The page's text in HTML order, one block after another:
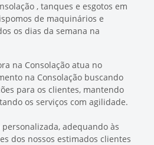
, tanques e esgotos em
de maquinários e
os dias da semana na
na Consolação atua no
na Consolação buscando
para os clientes, mantendo
os serviços com agilidade.
adequando às
dos nossos estimados clientes